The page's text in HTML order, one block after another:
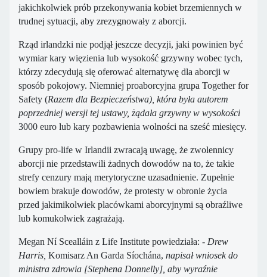
jakichkolwiek prób przekonywania kobiet brzemiennych w
trudnej sytuacji, aby zrezygnowały z aborcji.
Rząd irlandzki nie podjął jeszcze decyzji, jaki powinien być
wymiar kary więzienia lub wysokość grzywny wobec tych,
którzy zdecydują się oferować alternatywę dla aborcji w
sposób pokojowy. Niemniej proaborcyjna grupa Together for
Safety (Razem dla Bezpieczeństwa), która była autorem
poprzedniej wersji tej ustawy, żądała grzywny w wysokości
3000 euro lub kary pozbawienia wolności na sześć miesięcy.
Grupy pro-life w Irlandii zwracają uwagę, że zwolennicy
aborcji nie przedstawili żadnych dowodów na to, że takie
strefy cenzury mają merytoryczne uzasadnienie. Zupełnie
bowiem brakuje dowodów, że protesty w obronie życia
przed jakimikolwiek placówkami aborcyjnymi są obraźliwe
lub komukolwiek zagrażają.
Megan Ní Scealláin z Life Institute powiedziała: - Drew
Harris, Komisarz An Garda Síochána, napisał wniosek do
ministra zdrowia [Stephena Donnelly], aby wyraźnie